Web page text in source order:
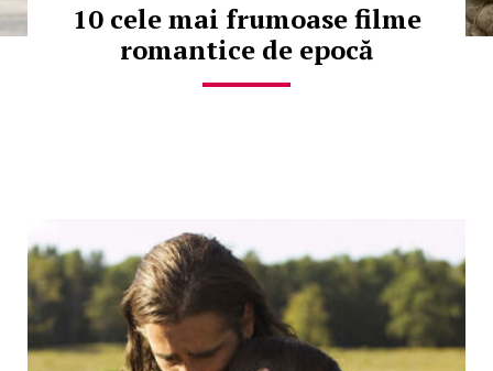
10 cele mai frumoase filme
romantice de epocă